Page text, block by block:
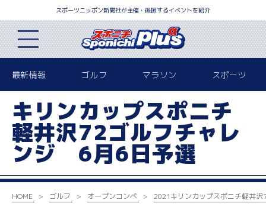
スポーツニッポン新聞社が主催・後援するイベントを紹介
最新情報 ゴルフ マラソン スポーツ
キリンカップスポニチ
軽井沢72ゴルフチャレ
ンジ 6月6日予選
HOME ゴルフ オープンコンペ 2021キリンカップスポニチ軽井